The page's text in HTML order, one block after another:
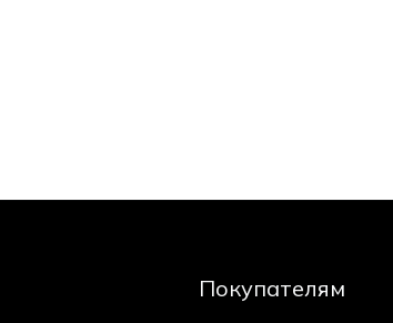
Покупателям